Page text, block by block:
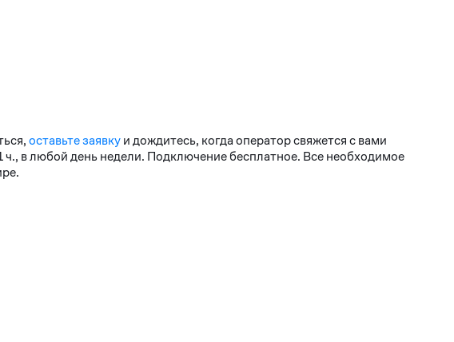
оставьте заявкуи дождитесь, когда оператор свяжется с вами
в любой день недели. Подключение бесплатное. Все необходимое